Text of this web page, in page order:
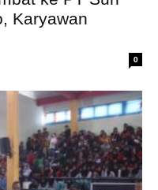
Karyawan
0